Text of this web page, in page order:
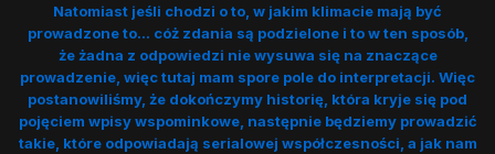
Natomiast jeśli chodzi o to, w jakim klimacie mają być
prowadzone to... cóż zdania są podzielone i to w ten sposób,
że żadna z odpowiedzi nie wysuwa się na znaczące
prowadzenie, więc tutaj mam spore pole do interpretacji. Więc
postanowiliśmy, że dokończymy historię, która kryje się pod
pojęciem wpisy wspominkowe, następnie będziemy prowadzić
takie, które odpowiadają serialowej współczesności, a jak nam